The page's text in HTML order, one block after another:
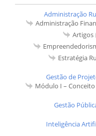
Administração
Administração
Artigos
Estratégia
Gestão de
Módulo I –
Gestão
Inteligência